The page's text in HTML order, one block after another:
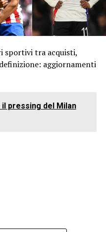
sportivi tra acquisti,
aggiornamenti
pressing del Milan